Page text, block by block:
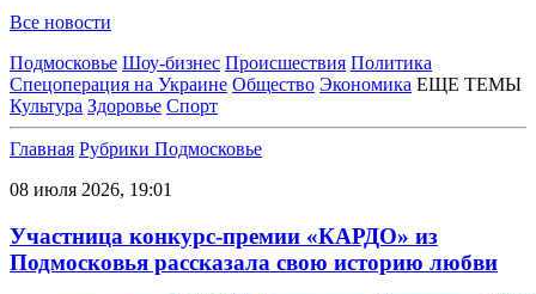
Все новости
Подмосковье Шоу-бизнес Происшествия Политика
Спецоперация на Украине Общество Экономика ЕЩЕ ТЕМЫ
Культура Здоровье Спорт
Главная Рубрики Подмосковье
08 июля 2026, 19:01
Участница конкурс-премии «КАРДО» из
Подмосковья рассказала свою историю любви